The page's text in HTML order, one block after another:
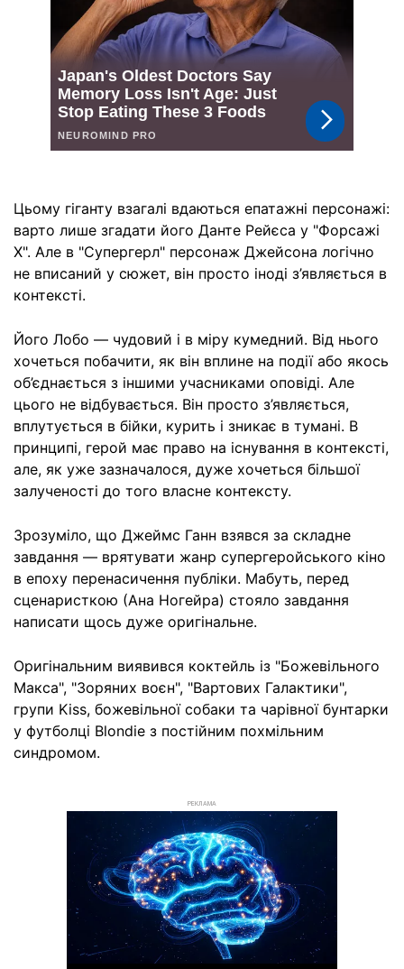
Цьому гіганту взагалі вдаються епатажні персонажі:
варто лише згадати його Данте Рейєса у "Форсажі
X". Але в "Супергерл" персонаж Джейсона логічно
не вписаний у сюжет, він просто іноді з’являється в
контексті.
Його Лобо — чудовий і в міру кумедний. Від нього
хочеться побачити, як він вплине на події або якось
об’єднається з іншими учасниками оповіді. Але
цього не відбувається. Він просто з’являється,
вплутується в бійки, курить і зникає в тумані. В
принципі, герой має право на існування в контексті,
але, як уже зазначалося, дуже хочеться більшої
залученості до того власне контексту.
Зрозуміло, що Джеймс Ганн взявся за складне
завдання — врятувати жанр супергеройського кіно
в епоху перенасичення публіки. Мабуть, перед
сценаристкою (Ана Ногейра) стояло завдання
написати щось дуже оригінальне.
Оригінальним виявився коктейль із "Божевільного
Макса", "Зоряних воєн", "Вартових Галактики",
групи Kiss, божевільної собаки та чарівної бунтарки
у футболці Blondie з постійним похмільним
синдромом.
РЕКЛАМА